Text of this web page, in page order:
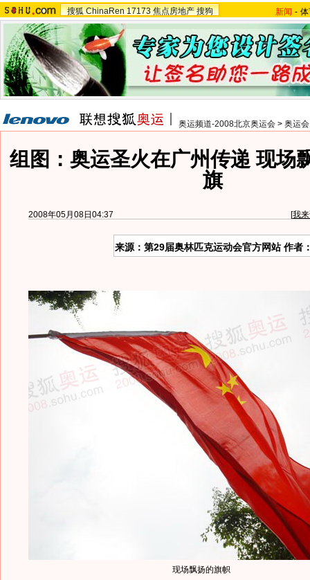
搜狐 ChinaRen 17173 焦点房地产 搜狗 新闻 -
奥运频道-2008北京奥运会 > 奥运
组图：奥运圣火在广州传递 现场
旗
2008年05月08日04:37 [我
来源：第29届奥林匹克运动会官方网站 作者
现场飘扬的旗帜